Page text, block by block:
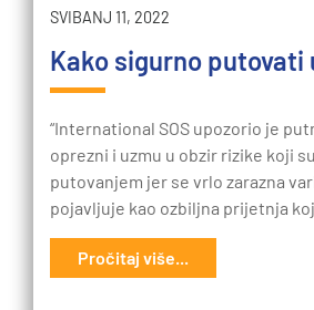
SVIBANJ 11, 2022
Kako sigurno putovati
“International SOS upozorio je
oprezni i uzmu u obzir rizike koji
putovanjem jer se vrlo zarazna
pojavljuje kao ozbiljna prijetnja
Pročitaj više...